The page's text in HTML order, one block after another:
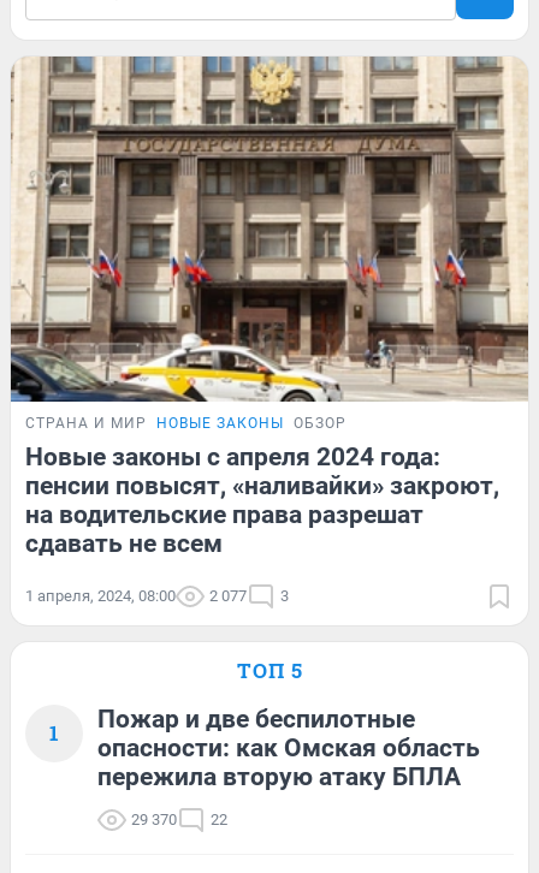
СТРАНА И МИР НОВЫЕ ЗАКОНЫ ОБЗОР
Новые законы с апреля 2024 года:
пенсии повысят, «наливайки» закроют,
на водительские права разрешат
сдавать не всем
1 апреля, 2024, 08:00 2 077 3
ТОП 5
1
Пожар и две беспилотные
опасности: как Омская область
пережила вторую атаку БПЛА
29 370 22